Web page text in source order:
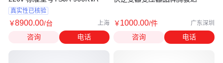
真实性已核验
￥8900.00/台 上海
咨询 电话
￥1000.00/件 广东深圳
咨询 电话